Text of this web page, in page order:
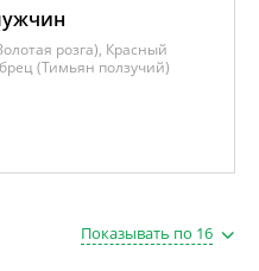
розга), Красный
(Тимьян ползучий)
Показывать по 16